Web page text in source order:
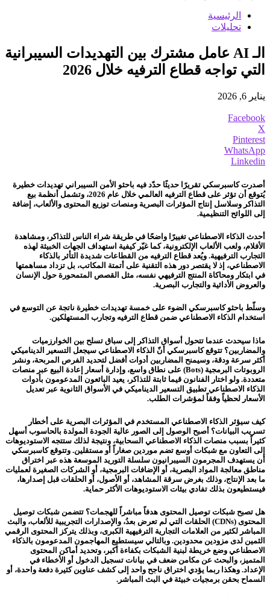
الرئيسية
تحليلات
الـ AI عامل مشترك بين التهديدات السيبرانية
التي تواجه قطاع الترفيه خلال 2026
يناير 6, 2026
Facebook
X
Pinterest
WhatsApp
Linkedin
أصدرت كاسبرسكي تقريرًا حديثًا حدّد فيه باحثو الأمن السيبراني تهديدات خطيرة
يُتوقع أن تؤثر على قطاع الترفيه العالمي خلال عام 2026، وتشمل أنظمة بيع
التذاكر وسلاسل إنتاج المؤثرات البصرية ومنصات توزيع المحتوى والألعاب، إضافة
إلى اللوائح التنظيمية.
أحدث الذكاء الاصطناعي تغييرًا واضحًا في طريقة شراء الناس للتذاكر، ومشاهدة
الأفلام، ولعب الألعاب الإلكترونية، كما غيّر كيفية استهداف الجهات الخبيثة لهذه
التجارب الترفيهية. ويُعد قطاع الترفيه من القطاعات شديدة التأثر بالذكاء
الاصطناعي، إذ لا يقتصر دور هذه التقنية على أتمتة المكاتب، بل تزداد مساهمتها
في ابتكار ومحاكاة المنتج الترفيهي نفسه، مثل القصص المتمحورة حول الإنسان
والعروض الأدائية والتجارب البصرية.
وسلّط باحثو كاسبرسكي الضوء على خمسة تهديدات خطيرة ناتجة عن التوسع في
استخدام الذكاء الاصطناعي ضمن قطاع الترفيه وتجارب المستهلكين.
ماذا سيحدث عندما تتحول أسواق التذاكر إلى سباق تسلح بين الخوارزميات
والمضاربين؟ تتوقع كاسبرسكي أنّ الذكاء الاصطناعي سيجعل التسعير الديناميكي
أكثر سرعة ودقة، وسيمنح المضاربين أدوات أفضل لتحديد الفرص المربحة، ونشر
الروبوتات البرمجية (Bots) على نطاق واسع، وإدارة أسعار إعادة البيع عبر منصات
متعددة. ولو اختار الفنانون قيما ثابتة للتذاكر، يعيد البائعون المدعومون بأدوات
الذكاء الاصطناعي تطبيق التسعير الديناميكي في الأسواق الثانوية عبر تعديل
الأسعار لحظياً وفقاً لمؤشرات الطلب.
كيف سيؤثر الذكاء الاصطناعي المستخدم في المؤثرات البصرية على أخطار
تسريب البيانات؟ أصبح الوصول إلى الصور عالية الجودة المولدة بالحاسوب أسهل
كثيراً بسبب منصات الذكاء الاصطناعي السحابية، ونتيجة لذلك ستتجه الاستوديوهات
إلى التعاون مع شبكات أوسع تضم موردين صغاراً أو مستقلين. وتتوقع كاسبرسكي
أن يستهدف المجرمون السيبرانيون سلسلة التوريد الموسعة هذه عبر اختراق
مناطق معالجة المواد البصرية، أو الإضافات البرمجية، أو الشركات الصغيرة لعمليات
ما بعد الإنتاج، وذلك بغرض سرقة المشاهد، أو الأصول، أو الحلقات قبل إصدارها،
فيستطيعون بذلك تفادي بيئات الاستوديوهات الأكثر حماية.
هل تصبح شبكات توصيل المحتوى هدفاً مباشراً للهجمات؟ تتضمن شبكات توصيل
المحتوى (CDNs) الحلقات التي لم تعرض بعدُ، والإصدارات التجريبية للألعاب، والبث
المباشر لكثير من العلامات التجارية الترفيهية الكبرى، وبذلك يتركز المحتوى الرقمي
الثمين لدى مزودين محدودين. وبالتالي سيستطيع المهاجمون المدعومون بالذكاء
الاصطناعي وضع خريطة لبنية الشبكات بكفاءة أكبر، وتحديد أماكن المحتوى
المتميز، والبحث عن مكامن ضعف في بيانات تسجيل الدخول أو الأخطاء في
الإعداد. وهكذا ربما يؤدي اختراق ناجح واحد إلى كشف عناوين كثيرة دفعة واحدة، أو
السماح بحقن برمجيات خبيثة في البث المباشر.